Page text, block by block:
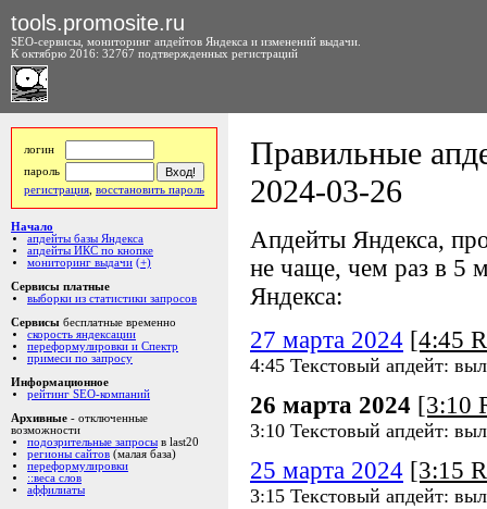
tools.promosite.ru
SEO-сервисы, мониторинг апдейтов Яндекса и изменений выдачи.
К октябрю 2016: 32767 подтвержденных регистраций
логин
пароль
регистрация восстановить пароль
Начало
апдейты базы Яндекса
апдейты ИКС по кнопке
мониторинг выдачи (+)
Сервисы платные
выборки из статистики запросов
Сервисы бесплатные временно
скорость яндексации
переформулировки и Спектр
примеси по запросу
Информационное
рейтинг SEO-компаний
Архивные - отключенные
возможности
подозрительные запросы в last20
регионы сайтов (малая база)
переформулировки
::веса слов
аффилиаты
Правильные
2024-03-26
Апдейты Яндекса,
не чаще, чем раз в 5
Яндекса:
27 марта 2024 [4:45
4:45 Текстовый апдейт:
26 марта 2024 [3:10
3:10 Текстовый апдейт:
25 марта 2024 [3:15
3:15 Текстовый апдейт: